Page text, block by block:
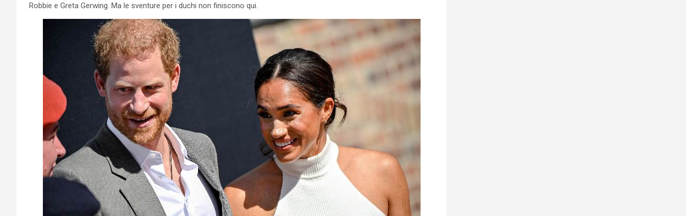
Robbie e Greta Gerwing. Ma le sventure per i duchi non finiscono qui.